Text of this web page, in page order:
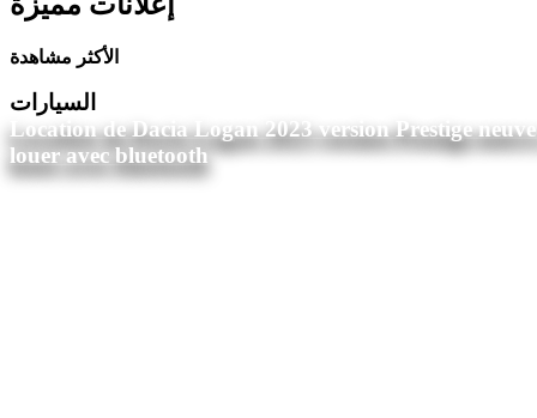
الأكثر مشاهدة
السيارات
Location de Dacia Logan 2023 version Prestige
louer avec bluetooth